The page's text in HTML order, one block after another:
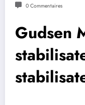
0 Commentaires
Gudsen